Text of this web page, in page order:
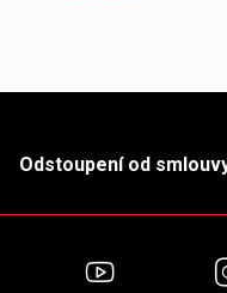
Odstoupení od
FacebookYouTube